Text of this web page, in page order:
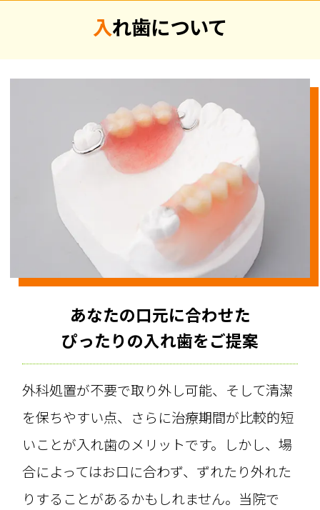
入れ歯について
あなたの口元に合わせた
ぴったりの入れ歯をご提案
外科処置が不要で取り外し可能、そして清潔
を保ちやすい点、さらに治療期間が比較的短
いことが入れ歯のメリットです。しかし、場
合によってはお口に合わず、ずれたり外れた
りすることがあるかもしれません。当院で